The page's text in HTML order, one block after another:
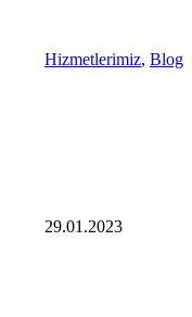
Hizmetlerimiz, Blog
29.01.2023